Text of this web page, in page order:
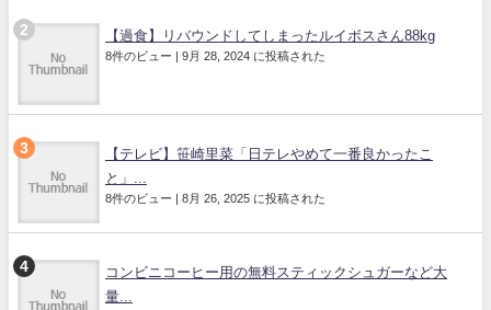
【過食】リバウンドしてしまったルイボスさん88kg
8件のビュー 9月 28, 2024 に投稿された
【テレビ】笹崎里菜「日テレやめて一番良かったこ
と」...
8件のビュー 8月 26, 2025 に投稿された
コンビニコーヒー用の無料スティックシュガーなど大
量...